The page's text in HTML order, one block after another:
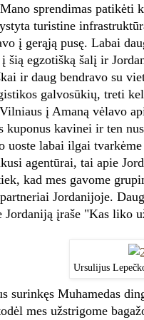
sprendimas patikėti
turistine
į gerąją pusę. Labai
šią egzotišką šalį ir
ir daug bendravo su
galvosūkių, treti
į Amaną vėlavo
kuponus kavinei ir ten
uoste labai ilgai
agentūrai, tai apie
kad mes gavome
Jordanijoje.
Jordaniją įraše "Kas liko
Ursulijus
surinkęs Muhamedas
mes užstrigome